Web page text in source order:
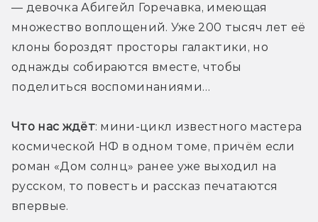
— девочка Абигейл Горечавка, имеющая
множество воплощений. Уже 200 тысяч лет её
клоны бороздят просторы галактики, но
однажды собираются вместе, чтобы
поделиться воспоминаниями…
Что нас ждёт: мини-цикл известного мастера
космической НФ в одном томе, причём если
роман «Дом солнц» ранее уже выходил на
русском, то повесть и рассказ печатаются
впервые.